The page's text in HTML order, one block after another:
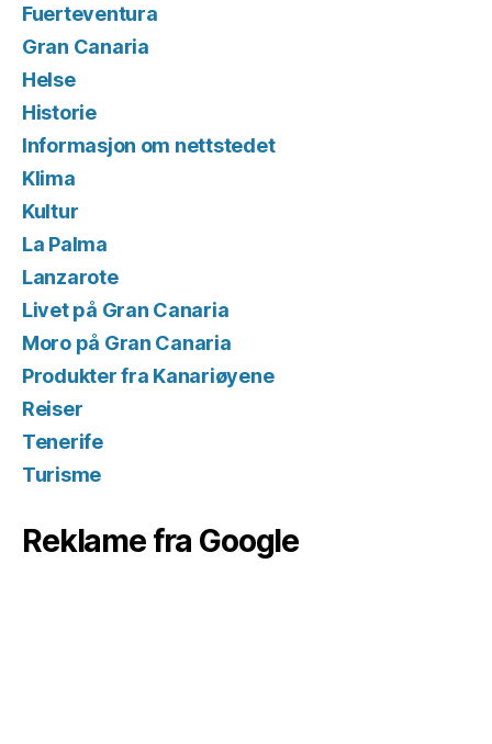
Fuerteventura
Gran Canaria
Helse
Historie
Informasjon om nettstedet
Klima
Kultur
La Palma
Lanzarote
Livet på Gran Canaria
Moro på Gran Canaria
Produkter fra Kanariøyene
Reiser
Tenerife
Turisme
Reklame fra Google